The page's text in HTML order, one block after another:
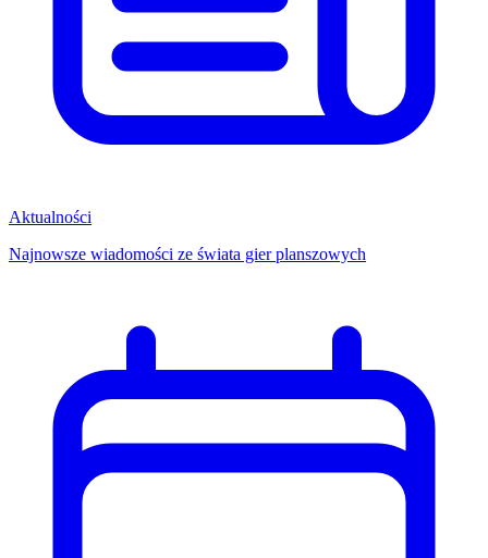
Aktualności
Najnowsze wiadomości ze świata gier planszowych